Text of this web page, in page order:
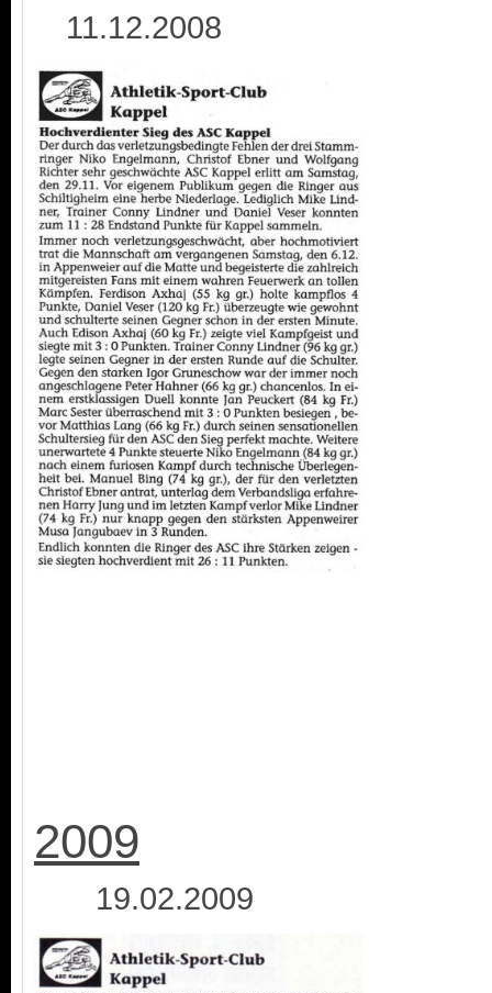
2009
19.02.2009